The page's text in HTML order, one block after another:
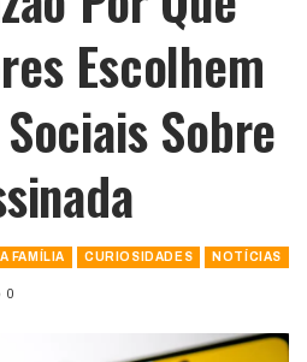
Escolhem
Sobre
FAMÍLIA CURIOSIDADES NOTÍCIAS
0